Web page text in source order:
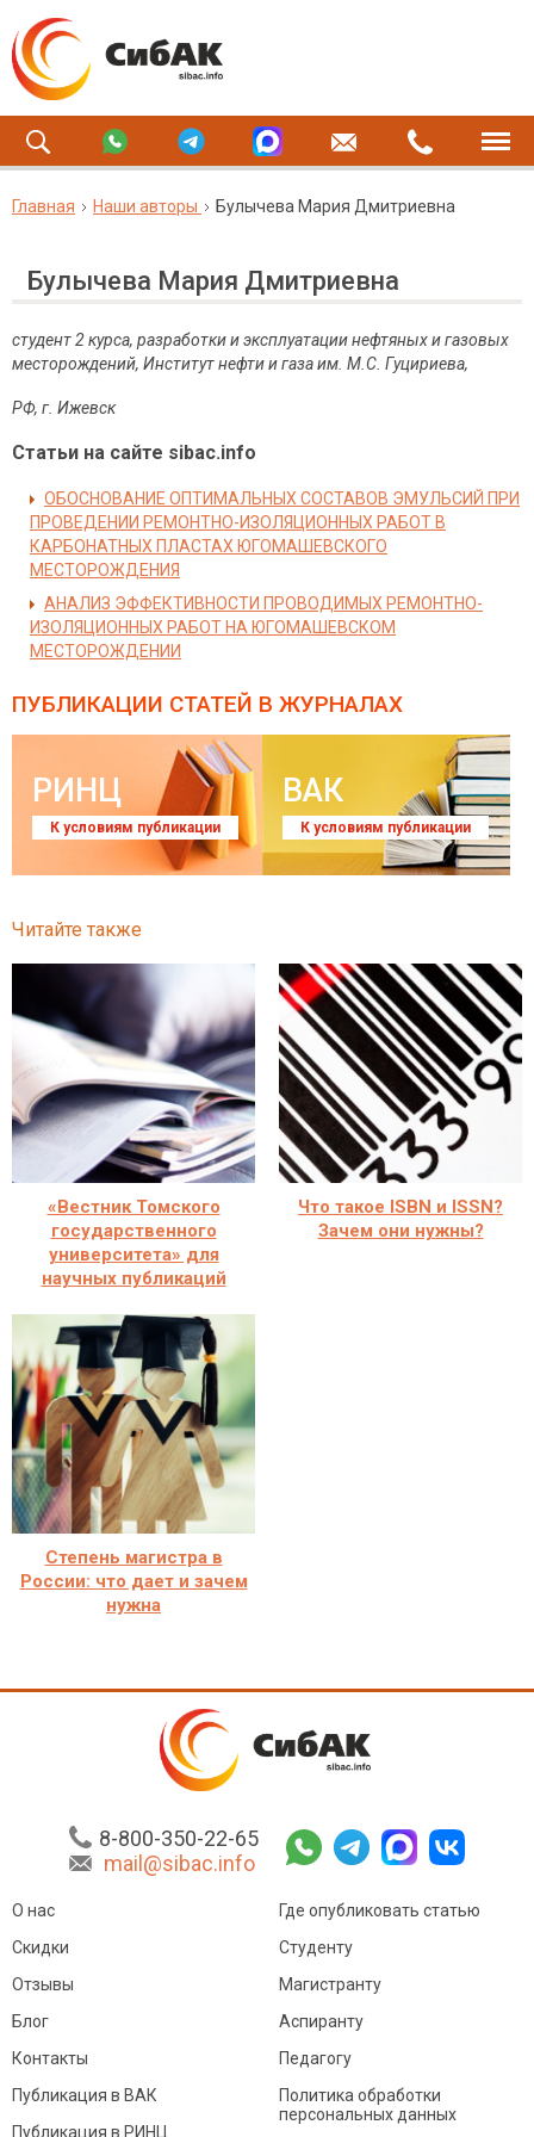
Главная Наши авторы Булычева Мария Дмитриевна
Булычева Мария Дмитриевна
студент 2 курса, разработки и эксплуатации нефтяных и газовых
месторождений, Институт нефти и газа им. М.С. Гуцириева,
РФ, г. Ижевск
Статьи на сайте sibac.info
ОБОСНОВАНИЕ ОПТИМАЛЬНЫХ СОСТАВОВ ЭМУЛЬСИЙ ПРИ
ПРОВЕДЕНИИ РЕМОНТНО-ИЗОЛЯЦИОННЫХ РАБОТ В
КАРБОНАТНЫХ ПЛАСТАХ ЮГОМАШЕВСКОГО
МЕСТОРОЖДЕНИЯ
АНАЛИЗ ЭФФЕКТИВНОСТИ ПРОВОДИМЫХ РЕМОНТНО-
ИЗОЛЯЦИОННЫХ РАБОТ НА ЮГОМАШЕВСКОМ
МЕСТОРОЖДЕНИИ
ПУБЛИКАЦИИ СТАТЕЙ В ЖУРНАЛАХ
РИНЦ
К условиям публикации
ВАК
К условиям публикации
Читайте также
«Вестник Томского
государственного
университета» для
научных публикаций
Что такое ISBN и ISSN?
Зачем они нужны?
Степень магистра в
России: что дает и зачем
нужна
8-800-350-22-65
mail@sibac.info
О нас
Скидки
Отзывы
Блог
Контакты
Где опубликовать статью
Студенту
Магистранту
Аспиранту
Педагогу
Публикация в ВАК
Публикация в РИНЦ
Политика обработки
персональных данных